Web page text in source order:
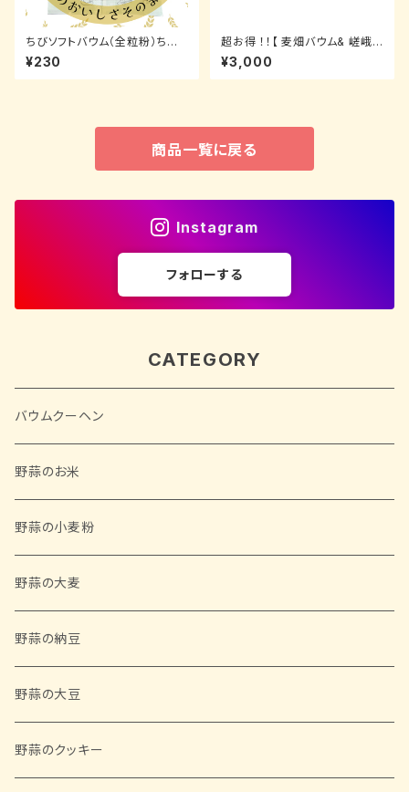
ちびソフトバウム（全粒粉）ちび
バウム人気No.2
¥230
超お得 ！！【 麦畑バウム& 嵯峨
渓バウムセット 】
¥3,000
商品一覧に戻る
Instagram
フォローする
CATEGORY
バウムクーヘン
野蒜のお米
野蒜の小麦粉
野蒜の大麦
野蒜の納豆
野蒜の大豆
野蒜のクッキー